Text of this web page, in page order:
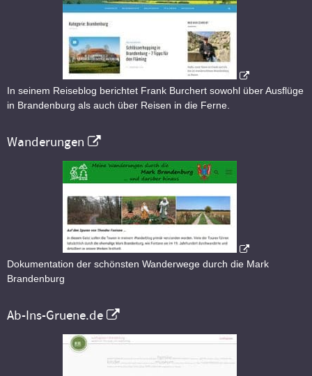
In seinem Reiseblog berichtet Frank Burchert sowohl über Ausflüge
in Brandenburg als auch über Reisen in die Ferne.
Wanderungen
Dokumentation der schönsten Wanderwege durch die Mark
Brandenburg
Ab-Ins-Gruene.de